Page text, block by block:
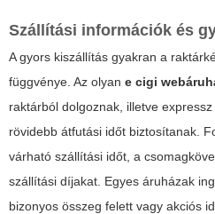
Szállítási információk és
A gyors kiszállítás gyakran a
függvénye. Az olyan e cigi
raktárból dolgoznak, illetve
rövidebb átfutási időt biztosítanak.
várható szállítási időt, a
szállítási díjakat. Egyes áruházak
bizonyos összeg felett vagy akciós